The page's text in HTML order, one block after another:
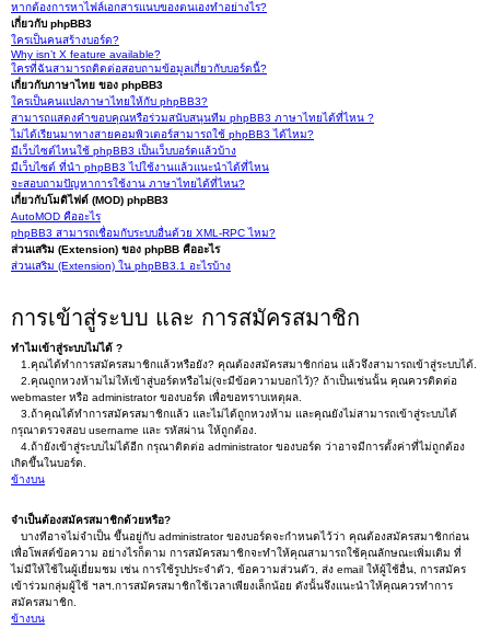
หากต้องการหาไฟล์เอกสารแนบของตนเองทำอย่างไร?
เกี่ยวกับ phpBB3
ใครเป็นคนสร้างบอร์ด?
Why isn’t X feature available?
ใครที่ฉันสามารถติดต่อสอบถามข้อมูลเกี่ยวกับบอร์ดนี้?
เกี่ยวกับภาษาไทย ของ phpBB3
ใครเป็นคนแปลภาษาไทยให้กับ phpBB3?
สามารถแสดงคำขอบคุณหรือร่วมสนับสนุนทีม phpBB3 ภาษาไทยได้ที่ไหน ?
ไม่ได้เรียนมาทางสายคอมพิวเตอร์สามารถใช้ phpBB3 ได้ไหม?
มีเว็บไซต์ไหนใช้ phpBB3 เป็นเว็บบอร์ดแล้วบ้าง
มีเว็บไซต์ ที่นำ phpBB3 ไปใช้งานแล้วแนะนำได้ที่ไหน
จะสอบถามปัญหาการใช้งาน ภาษาไทยได้ที่ไหน?
เกี่ยวกับโมดิไฟด์ (MOD) phpBB3
AutoMOD คืออะไร
phpBB3 สามารถเชื่อมกับระบบอื่นด้วย XML-RPC ไหม?
ส่วนเสริม (Extension) ของ phpBB คืออะไร
ส่วนเสริม (Extension) ใน phpBB3.1 อะไรบ้าง
การเข้าสู่ระบบ และ การสมัครสมาชิก
ทำไมเข้าสู่ระบบไม่ได้ ?
1.คุณได้ทำการสมัครสมาชิกแล้วหรือยัง? คุณต้องสมัครสมาชิกก่อน แล้วจึงสามารถเข้าสู่ระบบได้.
2.คุณถูกหวงห้ามไม่ให้เข้าสู่บอร์ดหรือไม่(จะมีข้อความบอกไว้)? ถ้าเป็นเช่นนั้น คุณควรติดต่อ
webmaster หรือ administrator ของบอร์ด เพื่อขอทราบเหตุผล.
3.ถ้าคุณได้ทำการสมัครสมาชิกแล้ว และไม่ได้ถูกหวงห้าม และคุณยังไม่สามารถเข้าสู่ระบบได้
กรุณาตรวจสอบ username และ รหัสผ่าน ให้ถูกต้อง.
4.ถ้ายังเข้าสู่ระบบไม่ได้อีก กรุณาติดต่อ administrator ของบอร์ด ว่าอาจมีการตั้งค่าที่ไม่ถูกต้อง
เกิดขึ้นในบอร์ด.
ข้างบน
จำเป็นต้องสมัครสมาชิกด้วยหรือ?
บางทีอาจไม่จำเป็น ขึ้นอยู่กับ administrator ของบอร์ดจะกำหนดไว้ว่า คุณต้องสมัครสมาชิกก่อน
เพื่อโพสต์ข้อความ อย่างไรก็ตาม การสมัครสมาชิกจะทำให้คุณสามารถใช้คุณลักษณะเพิ่มเติม ที่
ไม่มีให้ใช้ในผู้เยี่ยมชม เช่น การใช้รูปประจำตัว, ข้อความส่วนตัว, ส่ง email ให้ผู้ใช้อื่น, การสมัคร
เข้าร่วมกลุ่มผู้ใช้ ฯลฯ.การสมัครสมาชิกใช้เวลาเพียงเล็กน้อย ดังนั้นจึงแนะนำให้คุณควรทำการ
สมัครสมาชิก.
ข้างบน